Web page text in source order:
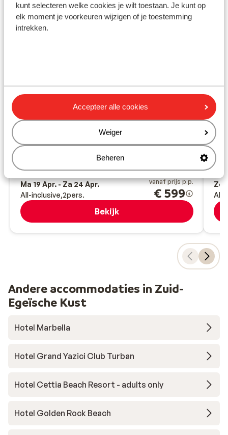
kunt selecteren welke cookies je wilt toestaan. Je kunt op
elk moment je voorkeuren wijzigen of je toestemming
intrekken.
Accepteer alle cookies
Weiger
Beheren
8.9 Fantastisch
Hotel Golden Rock Beach
Zuid-Egeïsche Kust
Toplocatie nabij restaurants & bars
Geschikte vakantie voor families
Ma 19 Apr. - Za 24 Apr.
All-inclusive 2pers.
vanaf prijs p.p.
€ 599
Bekijk
Zo
All-
Andere accommodaties in Zuid-
Egeïsche Kust
Hotel Marbella
Hotel Grand Yazici Club Turban
Hotel Cettia Beach Resort - adults only
Hotel Golden Rock Beach